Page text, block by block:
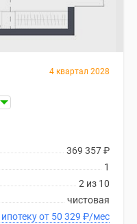
4 квартал 2028
369 357₽
1
2 из 10
чистовая
В ипотеку от 50 329 ₽/мес